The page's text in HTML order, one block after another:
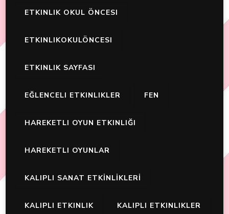
ETKINLIK OKUL ÖNCESI
ETKINLIKOKULÖNCESI
ETKINLIK SAYFASI
EĞLENCELI ETKINLIKLER FEN
HAREKETLI OYUN ETKINLIĞI
HAREKETLI OYUNLAR
KALIPLI SANAT ETKİNLİKLERİ
KALIPLI ETKINLIK KALIPLI ETKINLIKLER